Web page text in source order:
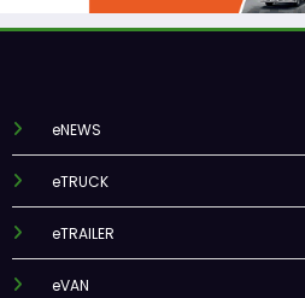
eNEWS
eTRUCK
eTRAILER
eVAN